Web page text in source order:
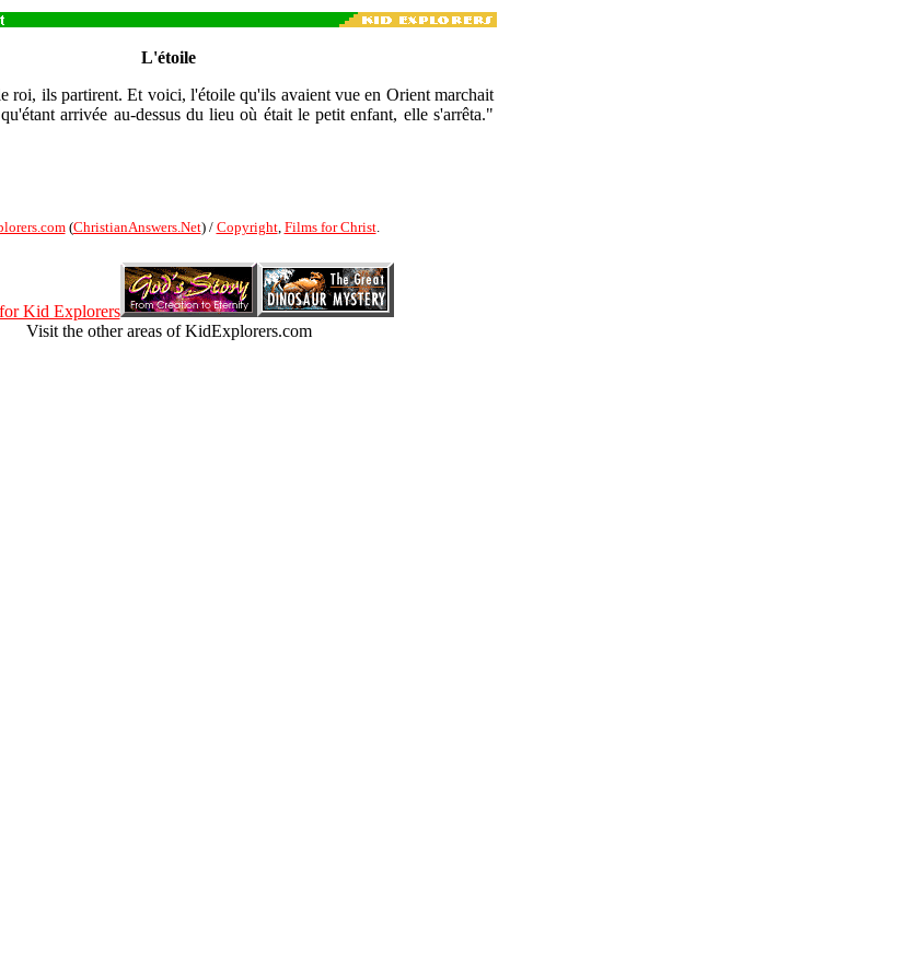
L'étoile
roi, ils partirent. Et voici, l'étoile qu'ils avaient vue en Orient marchait
arrivée au-dessus du lieu où était le petit enfant, elle s'arrêta."
(ChristianAnswers.Net) / Copyright, Films for Christ.
Visit the other areas of KidExplorers.com